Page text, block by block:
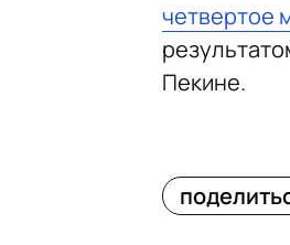
четвертое
Пекине.